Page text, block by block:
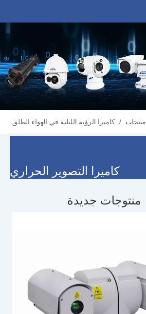
منتجات / كاميرا الرؤية الليلية في الهواء الطلق
كاميرا التصوير الحراري
منتوجات جديدة